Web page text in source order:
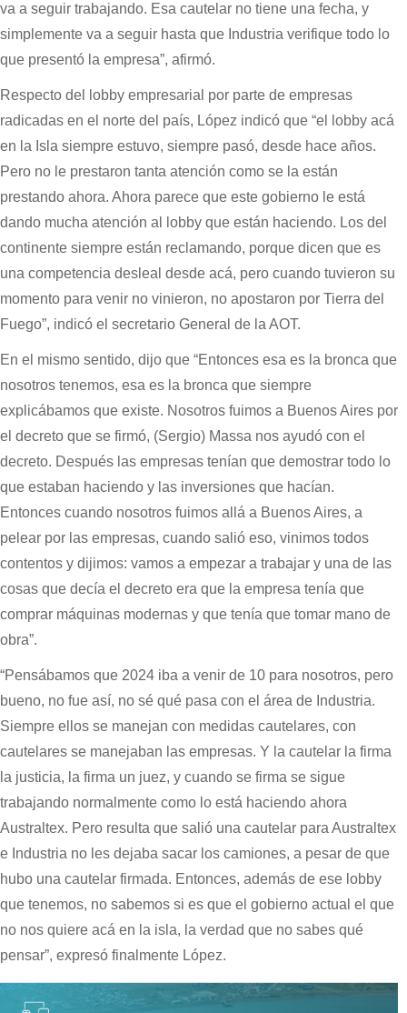
va a seguir trabajando. Esa cautelar no tiene una fecha, y
simplemente va a seguir hasta que Industria verifique todo lo
que presentó la empresa”, afirmó.
Respecto del lobby empresarial por parte de empresas
radicadas en el norte del país, López indicó que “el lobby acá
en la Isla siempre estuvo, siempre pasó, desde hace años.
Pero no le prestaron tanta atención como se la están
prestando ahora. Ahora parece que este gobierno le está
dando mucha atención al lobby que están haciendo. Los del
continente siempre están reclamando, porque dicen que es
una competencia desleal desde acá, pero cuando tuvieron su
momento para venir no vinieron, no apostaron por Tierra del
Fuego”, indicó el secretario General de la AOT.
En el mismo sentido, dijo que “Entonces esa es la bronca que
nosotros tenemos, esa es la bronca que siempre
explicábamos que existe. Nosotros fuimos a Buenos Aires por
el decreto que se firmó, (Sergio) Massa nos ayudó con el
decreto. Después las empresas tenían que demostrar todo lo
que estaban haciendo y las inversiones que hacían.
Entonces cuando nosotros fuimos allá a Buenos Aires, a
pelear por las empresas, cuando salió eso, vinimos todos
contentos y dijimos: vamos a empezar a trabajar y una de las
cosas que decía el decreto era que la empresa tenía que
comprar máquinas modernas y que tenía que tomar mano de
obra”.
“Pensábamos que 2024 iba a venir de 10 para nosotros, pero
bueno, no fue así, no sé qué pasa con el área de Industria.
Siempre ellos se manejan con medidas cautelares, con
cautelares se manejaban las empresas. Y la cautelar la firma
la justicia, la firma un juez, y cuando se firma se sigue
trabajando normalmente como lo está haciendo ahora
Australtex. Pero resulta que salió una cautelar para Australtex
e Industria no les dejaba sacar los camiones, a pesar de que
hubo una cautelar firmada. Entonces, además de ese lobby
que tenemos, no sabemos si es que el gobierno actual el que
no nos quiere acá en la isla, la verdad que no sabes qué
pensar”, expresó finalmente López.